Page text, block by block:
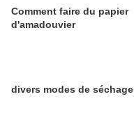
Comment faire du papier
d'amadouvier
divers modes de séchage